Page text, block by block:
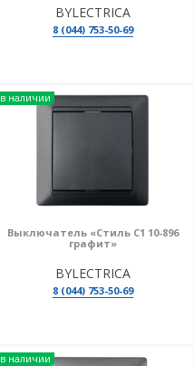
BYLECTRICA
8 (044) 753-50-69
в наличии
Выключатель «Стиль С1 10-896
графит»
BYLECTRICA
8 (044) 753-50-69
в наличии